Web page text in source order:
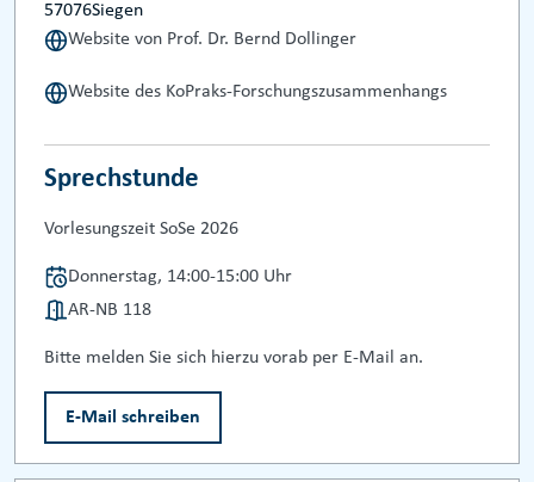
57076Siegen
Website von Prof. Dr. Bernd Dollinger
Website des KoPraks-Forschungszusammenhangs
Sprechstunde
Vorlesungszeit SoSe 2026
Donnerstag, 14:00-15:00 Uhr
AR-NB 118
Bitte melden Sie sich hierzu vorab per E-Mail an.
E-Mail schreiben